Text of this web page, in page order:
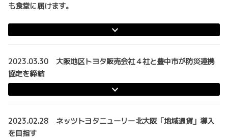
も食堂に届けます。
2023.03.30 大阪地区トヨタ販売会社４社と豊中市が防災連携
協定を締結
2023.02.28 ネッツトヨタニューリー北大阪「地域通貨」導入
を目指す